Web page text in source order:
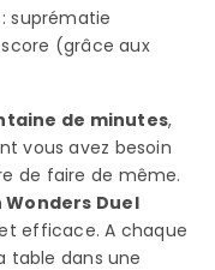
suprématie
(grâce aux
de minutes,
vous avez besoin
de faire de même.
Duel
efficace. A chaque
table dans une